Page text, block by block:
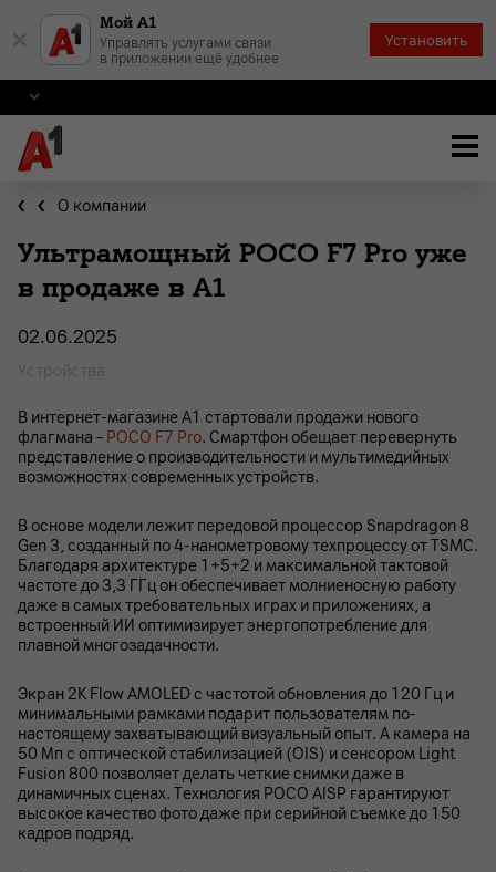
Мой А1
Управлять услугами связи
в приложении ещё удобнее
Установить
О компании
Ультрамощный POCO F7 Pro уже
в продаже в А1
02.06.2025
В интернет-магазине А1 стартовали продажи нового
флагмана – POCO F7 Pro. Смартфон обещает перевернуть
представление о производительности и мультимедийных
возможностях современных устройств.
В основе модели лежит передовой процессор Snapdragon 8
Gen 3, созданный по 4-нанометровому техпроцессу от TSMC.
Благодаря архитектуре 1+5+2 и максимальной тактовой
частоте до 3,3 ГГц он обеспечивает молниеносную работу
даже в самых требовательных играх и приложениях, а
встроенный ИИ оптимизирует энергопотребление для
плавной многозадачности.
Экран 2K Flow AMOLED с частотой обновления до 120 Гц и
минимальными рамками подарит пользователям по-
настоящему захватывающий визуальный опыт. А камера на
50 Мп с оптической стабилизацией (OIS) и сенсором Light
Fusion 800 позволяет делать четкие снимки даже в
динамичных сценах. Технология POCO AISP гарантируют
высокое качество фото даже при серийной съемке до 150
кадров подряд.